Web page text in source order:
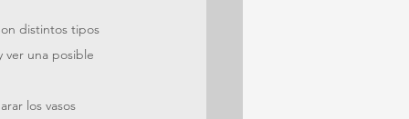
distintos tipos
ver una posible
los vasos